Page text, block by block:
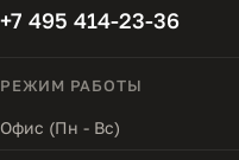
+7 495 414-23-36
РЕЖИМ РАБОТЫ
Офис (Пн - Вс)